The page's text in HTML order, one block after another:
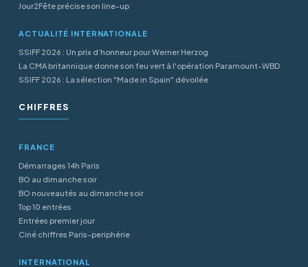
Jour2Fête précise son line-up
ACTUALITÉ INTERNATIONALE
SSIFF 2026 : Un prix d’honneur pour Werner Herzog
La CMA britannique donne son feu vert à l'opération Paramount-WBD
SSIFF 2026 : La sélection "Made in Spain" dévoilée
CHIFFRES
FRANCE
Démarrages 14h Paris
BO au dimanche soir
BO nouveautés au dimanche soir
Top 10 entrées
Entrées premier jour
Ciné chiffres Paris-periphérie
INTERNATIONAL